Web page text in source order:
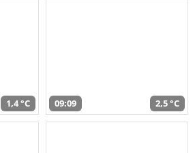
1,4 °C 09:09 2,5 °C